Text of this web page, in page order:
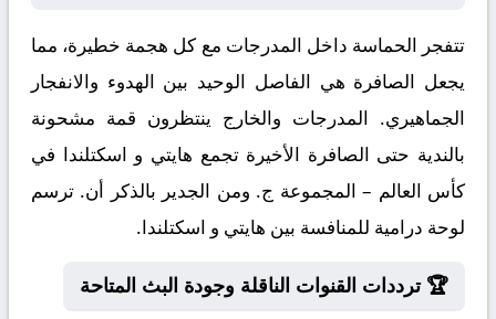
تتفجر الحماسة داخل المدرجات مع كل هجمة خطيرة، مما
يجعل الصافرة هي الفاصل الوحيد بين الهدوء والانفجار
الجماهيري. المدرجات والخارج ينتظرون قمة مشحونة
بالندية حتى الصافرة الأخيرة تجمع هايتي و اسكتلندا في
كأس العالم – المجموعة ج. ومن الجدير بالذكر أن. ترسم
لوحة درامية للمنافسة بين هايتي و اسكتلندا.
🏆 ترددات القنوات الناقلة وجودة البث المتاحة